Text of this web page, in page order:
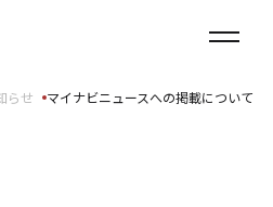
ト
らせ マイナビニュースへの掲載について